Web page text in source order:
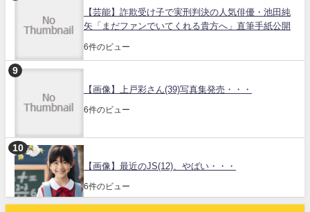
【芸能】詐欺受け子で実刑判決の人気俳優・池田純
矢「まだファンでいてくれる貴方へ」直筆手紙公開
6件のビュー
【画像】上戸彩さん(39)写真集発売・・・
6件のビュー
【画像】最近のJS(12)、やばい・・・
6件のビュー